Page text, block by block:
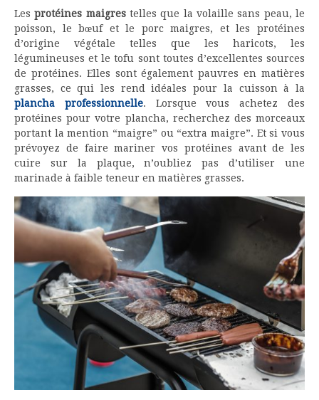
Lesprotéines maigrestelles que la volaille sans peau, le
poisson, le bœuf et le porc maigres, et les protéines
d’origine végétale telles que les haricots, les
légumineuses et le tofu sont toutes d’excellentes sources
de protéines. Elles sont également pauvres en matières
grasses, ce qui les rend idéales pour la cuisson à la
plancha professionnelle. Lorsque vous achetez des
protéines pour votre plancha, recherchez des morceaux
portant la mention “maigre” ou “extra maigre”. Et si vous
prévoyez de faire mariner vos protéines avant de les
cuire sur la plaque, n’oubliez pas d’utiliser une
marinade à faible teneur en matières grasses.